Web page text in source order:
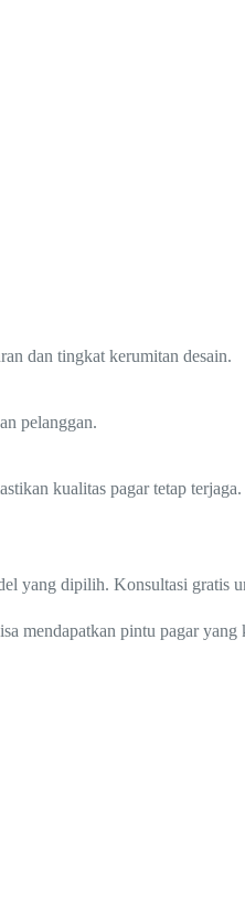
dan tingkat kerumitan desain.
pelanggan.
kualitas pagar tetap terjaga.
yang dipilih. Konsultasi gratis
mendapatkan pintu pagar